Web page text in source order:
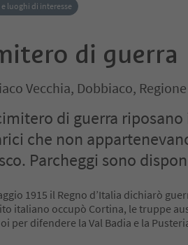
luoghi di interesse
di guerra
Vecchia, Dobbiaco,
di guerra
che non
Parcheggi sono
1915 il Regno d’Italia dichiarò
italiano occupò Cortina, le truppe
per difendere la Val Badia e la